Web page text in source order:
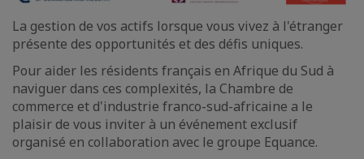
La gestion de vos actifs lorsque vous vivez à l'étranger
présente des opportunités et des défis uniques.
Pour aider les résidents français en Afrique du Sud à
naviguer dans ces complexités, la Chambre de
commerce et d'industrie franco-sud-africaine a le
plaisir de vous inviter à un événement exclusif
organisé en collaboration avec le groupe Equance.